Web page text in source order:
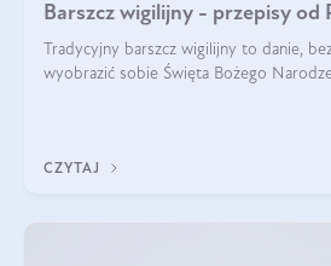
Barszcz wigilijny - przepisy od
Tradycyjny barszcz wigilijny to danie,
wyobrazić sobie Święta Bożego
CZYTAJ